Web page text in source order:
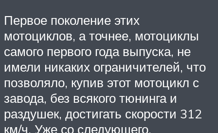
Первое поколение этих
мотоциклов, а точнее, мотоциклы
самого первого года выпуска, не
имели никаких ограничителей, что
позволяло, купив этот мотоцикл с
завода, без всякого тюнинга и
раздушек, достигать скорости 312
км/ч. Уже со следующего,